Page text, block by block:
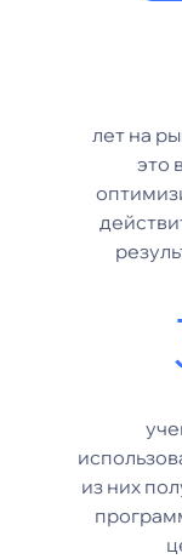
лет на
это
из них